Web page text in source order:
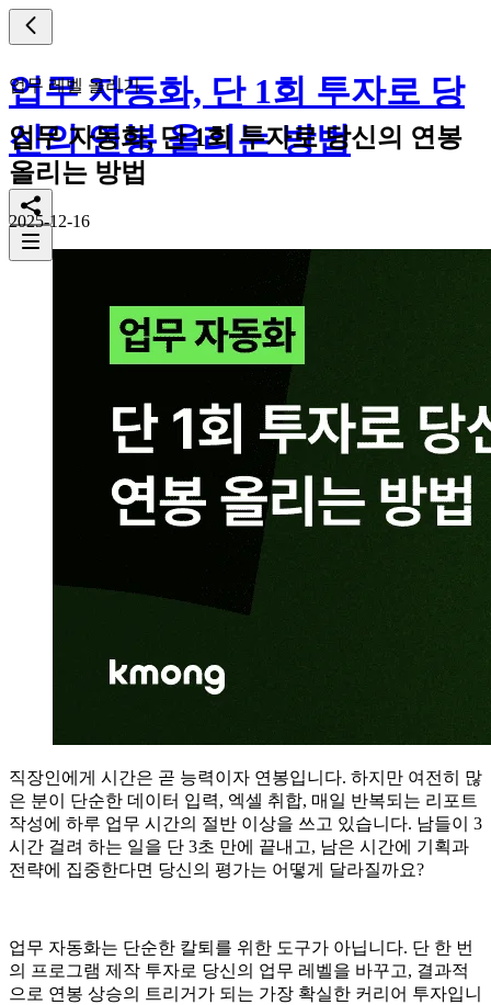
업무 자동화, 단 1회 투자로 당
신의 연봉 올리는 방법
업무 레벨 올리기
업무 자동화, 단 1회 투자로 당신의 연봉
올리는 방법
2025-12-16
직장인에게 시간은 곧 능력이자 연봉입니다. 하지만 여전히 많
은 분이 단순한 데이터 입력, 엑셀 취합, 매일 반복되는 리포트
작성에 하루 업무 시간의 절반 이상을 쓰고 있습니다. 남들이 3
시간 걸려 하는 일을 단 3초 만에 끝내고, 남은 시간에 기획과
전략에 집중한다면 당신의 평가는 어떻게 달라질까요?
업무 자동화는 단순한 칼퇴를 위한 도구가 아닙니다. 단 한 번
의 프로그램 제작 투자로 당신의 업무 레벨을 바꾸고, 결과적
으로 연봉 상승의 트리거가 되는 가장 확실한 커리어 투자입니